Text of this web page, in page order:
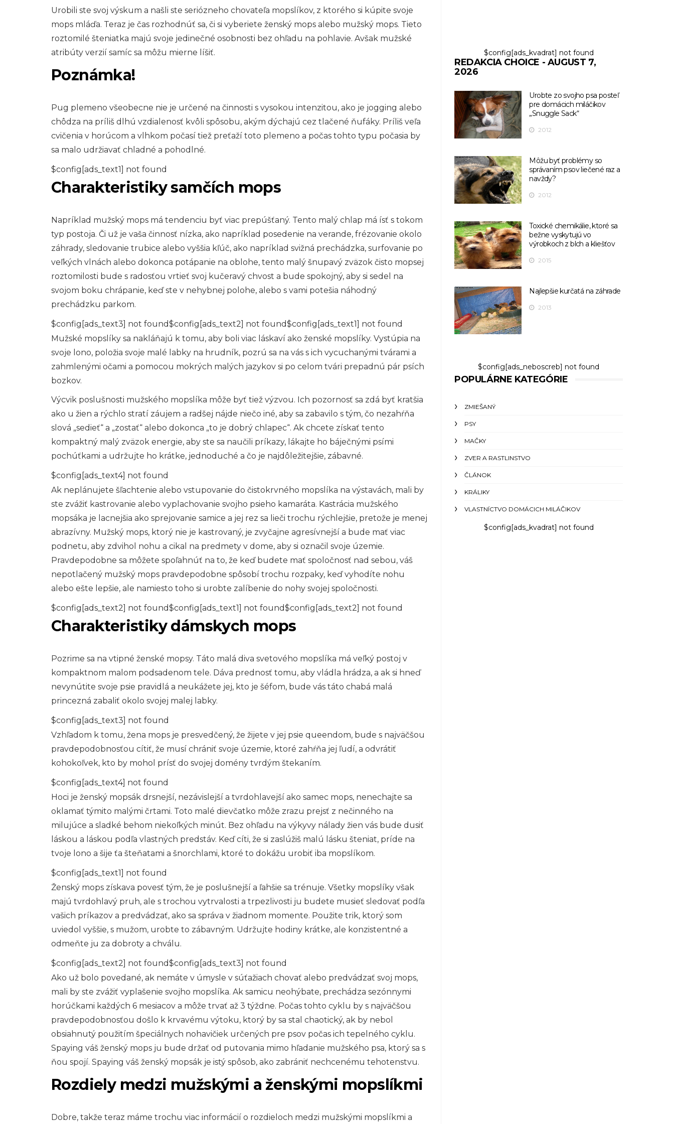
Urobili ste svoj výskum a našli ste seriózneho chovateľa mopslíkov, z ktorého si kúpite svoje
mops mláďa. Teraz je čas rozhodnúť sa, či si vyberiete ženský mops alebo mužský mops. Tieto
roztomilé šteniatka majú svoje jedinečné osobnosti bez ohľadu na pohlavie. Avšak mužské
atribúty verzií samíc sa môžu mierne líšiť.
Poznámka!
Pug plemeno všeobecne nie je určené na činnosti s vysokou intenzitou, ako je jogging alebo
chôdza na príliš dlhú vzdialenosť kvôli spôsobu, akým dýchajú cez tlačené ňufáky. Príliš veľa
cvičenia v horúcom a vlhkom počasí tiež preťaží toto plemeno a počas tohto typu počasia by
sa malo udržiavať chladné a pohodlné.
$config[ads_text1] not found
Charakteristiky samčích mops
Napríklad mužský mops má tendenciu byť viac prepúšťaný. Tento malý chlap má ísť s tokom
typ postoja. Či už je vaša činnosť nízka, ako napríklad posedenie na verande, frézovanie okolo
záhrady, sledovanie trubice alebo vyššia kľúč, ako napríklad svižná prechádzka, surfovanie po
veľkých vlnách alebo dokonca potápanie na oblohe, tento malý šnupavý zväzok čisto mopsej
roztomilosti bude s radosťou vrtieť svoj kučeravý chvost a bude spokojný, aby si sedel na
svojom boku chrápanie, keď ste v nehybnej polohe, alebo s vami potešia náhodný
prechádzku parkom.
$config[ads_text3] not found$config[ads_text2] not found$config[ads_text1] not found
Mužské mopslíky sa nakláňajú k tomu, aby boli viac láskaví ako ženské mopslíky. Vystúpia na
svoje lono, položia svoje malé labky na hrudník, pozrú sa na vás s ich vycuchanými tvárami a
zahmlenými očami a pomocou mokrých malých jazykov si po celom tvári prepadnú pár psích
bozkov.
Výcvik poslušnosti mužského mopslíka môže byť tiež výzvou. Ich pozornosť sa zdá byť kratšia
ako u žien a rýchlo stratí záujem a radšej nájde niečo iné, aby sa zabavilo s tým, čo nezahŕňa
slová „sedieť“ a „zostať“ alebo dokonca „to je dobrý chlapec“. Ak chcete získať tento
kompaktný malý zväzok energie, aby ste sa naučili príkazy, lákajte ho báječnými psími
pochúťkami a udržujte ho krátke, jednoduché a čo je najdôležitejšie, zábavné.
$config[ads_text4] not found
Ak neplánujete šľachtenie alebo vstupovanie do čistokrvného mopslíka na výstavách, mali by
ste zvážiť kastrovanie alebo vyplachovanie svojho psieho kamaráta. Kastrácia mužského
mopsáka je lacnejšia ako sprejovanie samice a jej rez sa lieči trochu rýchlejšie, pretože je menej
abrazívny. Mužský mops, ktorý nie je kastrovaný, je zvyčajne agresívnejší a bude mať viac
podnetu, aby zdvihol nohu a cikal na predmety v dome, aby si označil svoje územie.
Pravdepodobne sa môžete spoľahnúť na to, že keď budete mať spoločnosť nad sebou, váš
nepotlačený mužský mops pravdepodobne spôsobí trochu rozpaky, keď vyhodíte nohu
alebo ešte lepšie, ale namiesto toho si urobte zalíbenie do nohy svojej spoločnosti.
$config[ads_text2] not found$config[ads_text1] not found$config[ads_text2] not found
Charakteristiky dámskych mops
Pozrime sa na vtipné ženské mopsy. Táto malá diva svetového mopslíka má veľký postoj v
kompaktnom malom podsadenom tele. Dáva prednosť tomu, aby vládla hrádza, a ak si hneď
nevynútite svoje psie pravidlá a neukážete jej, kto je šéfom, bude vás táto chabá malá
princezná zabaliť okolo svojej malej labky.
$config[ads_text3] not found
Vzhľadom k tomu, žena mops je presvedčený, že žijete v jej psie queendom, bude s najväčšou
pravdepodobnosťou cítiť, že musí chrániť svoje územie, ktoré zahŕňa jej ľudí, a odvrátiť
kohokoľvek, kto by mohol prísť do svojej domény tvrdým štekaním.
$config[ads_text4] not found
Hoci je ženský mopsák drsnejší, nezávislejší a tvrdohlavejší ako samec mops, nenechajte sa
oklamať týmito malými črtami. Toto malé dievčatko môže zrazu prejsť z nečinného na
milujúce a sladké behom niekoľkých minút. Bez ohľadu na výkyvy nálady žien vás bude dusiť
láskou a láskou podľa vlastných predstáv. Keď cíti, že si zaslúžiš malú lásku šteniat, príde na
tvoje lono a šije ťa šteňatami a šnorchlami, ktoré to dokážu urobiť iba mopslíkom.
$config[ads_text1] not found
Ženský mops získava povesť tým, že je poslušnejší a ľahšie sa trénuje. Všetky mopslíky však
majú tvrdohlavý pruh, ale s trochou vytrvalosti a trpezlivosti ju budete musieť sledovať podľa
vašich príkazov a predvádzať, ako sa správa v žiadnom momente. Použite trik, ktorý som
uviedol vyššie, s mužom, urobte to zábavným. Udržujte hodiny krátke, ale konzistentné a
odmeňte ju za dobroty a chválu.
$config[ads_text2] not found$config[ads_text3] not found
Ako už bolo povedané, ak nemáte v úmysle v súťažiach chovať alebo predvádzať svoj mops,
mali by ste zvážiť vyplašenie svojho mopslíka. Ak samicu neohýbate, prechádza sezónnymi
horúčkami každých 6 mesiacov a môže trvať až 3 týždne. Počas tohto cyklu by s najväčšou
pravdepodobnosťou došlo k krvavému výtoku, ktorý by sa stal chaotický, ak by nebol
obsiahnutý použitím špeciálnych nohavičiek určených pre psov počas ich tepelného cyklu.
Spaying váš ženský mops ju bude držať od putovania mimo hľadanie mužského psa, ktorý sa s
ňou spojí. Spaying váš ženský mopsák je istý spôsob, ako zabrániť nechcenému tehotenstvu.
Rozdiely medzi mužskými a ženskými mopslíkmi
Dobre, takže teraz máme trochu viac informácií o rozdieloch medzi mužskými mopslíkmi a
$config[ads_kvadrat] not found
REDAKCIA CHOICE - AUGUST 7,
2026
Urobte zo svojho psa posteľ
pre domácich miláčikov
„Snuggle Sack“
2012
Môžu byť problémy so
správaním psov liečené raz a
navždy?
2012
Toxické chemikálie, ktoré sa
bežne vyskytujú vo
výrobkoch z blch a kliešťov
2015
Najlepšie kurčatá na záhrade
2013
$config[ads_neboscreb] not found
POPULÁRNE KATEGÓRIE
ZMIEŠANÝ
PSY
MAČKY
ZVER A RASTLINSTVO
ČLÁNOK
KRÁLIKY
VLASTNÍCTVO DOMÁCICH MILÁČIKOV
$config[ads_kvadrat] not found